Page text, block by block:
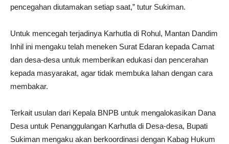
pencegahan diutamakan setiap saat,” tutur Sukiman.
Untuk mencegah terjadinya Karhutla di Rohul, Mantan Dandim
Inhil ini mengaku telah meneken Surat Edaran kepada Camat
dan desa-desa untuk memberikan edukasi dan pencerahan
kepada masyarakat, agar tidak membuka lahan dengan cara
membakar.
Terkait usulan dari Kepala BNPB untuk mengalokasikan Dana
Desa untuk Penanggulangan Karhutla di Desa-desa, Bupati
Sukiman mengaku akan berkoordinasi dengan Kabag Hukum